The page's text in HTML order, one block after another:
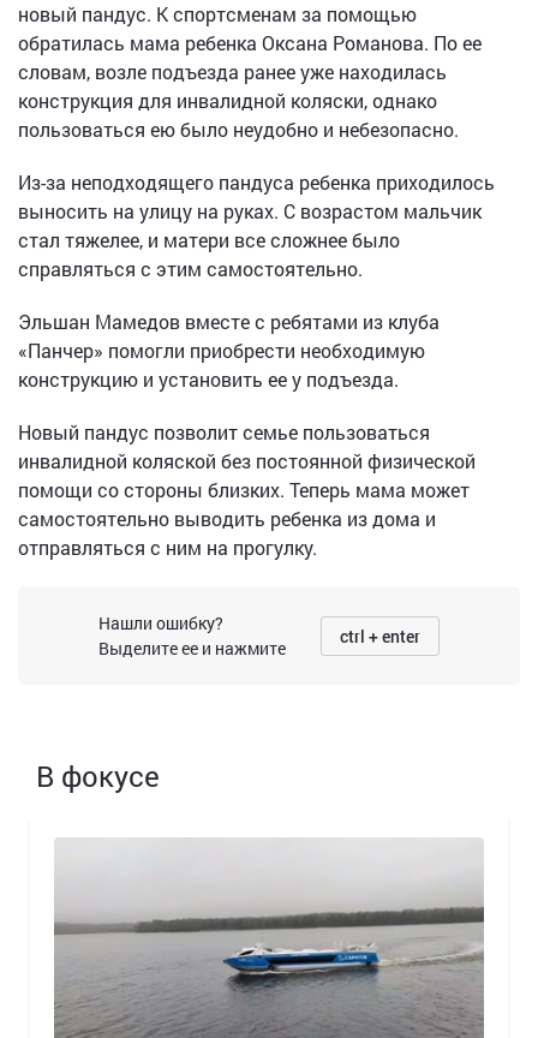
новый пандус. К спортсменам за помощью
обратилась мама ребенка Оксана Романова. По ее
словам, возле подъезда ранее уже находилась
конструкция для инвалидной коляски, однако
пользоваться ею было неудобно и небезопасно.
Из-за неподходящего пандуса ребенка приходилось
выносить на улицу на руках. С возрастом мальчик
стал тяжелее, и матери все сложнее было
справляться с этим самостоятельно.
Эльшан Мамедов вместе с ребятами из клуба
«Панчер» помогли приобрести необходимую
конструкцию и установить ее у подъезда.
Новый пандус позволит семье пользоваться
инвалидной коляской без постоянной физической
помощи со стороны близких. Теперь мама может
самостоятельно выводить ребенка из дома и
отправляться с ним на прогулку.
Нашли ошибку?
Выделите ее и нажмите
ctrl + enter
В фокусе